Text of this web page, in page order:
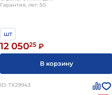
Гарантия, лет: 50
шт
12 05025 ₽
В корзину
ID: ТХ29943